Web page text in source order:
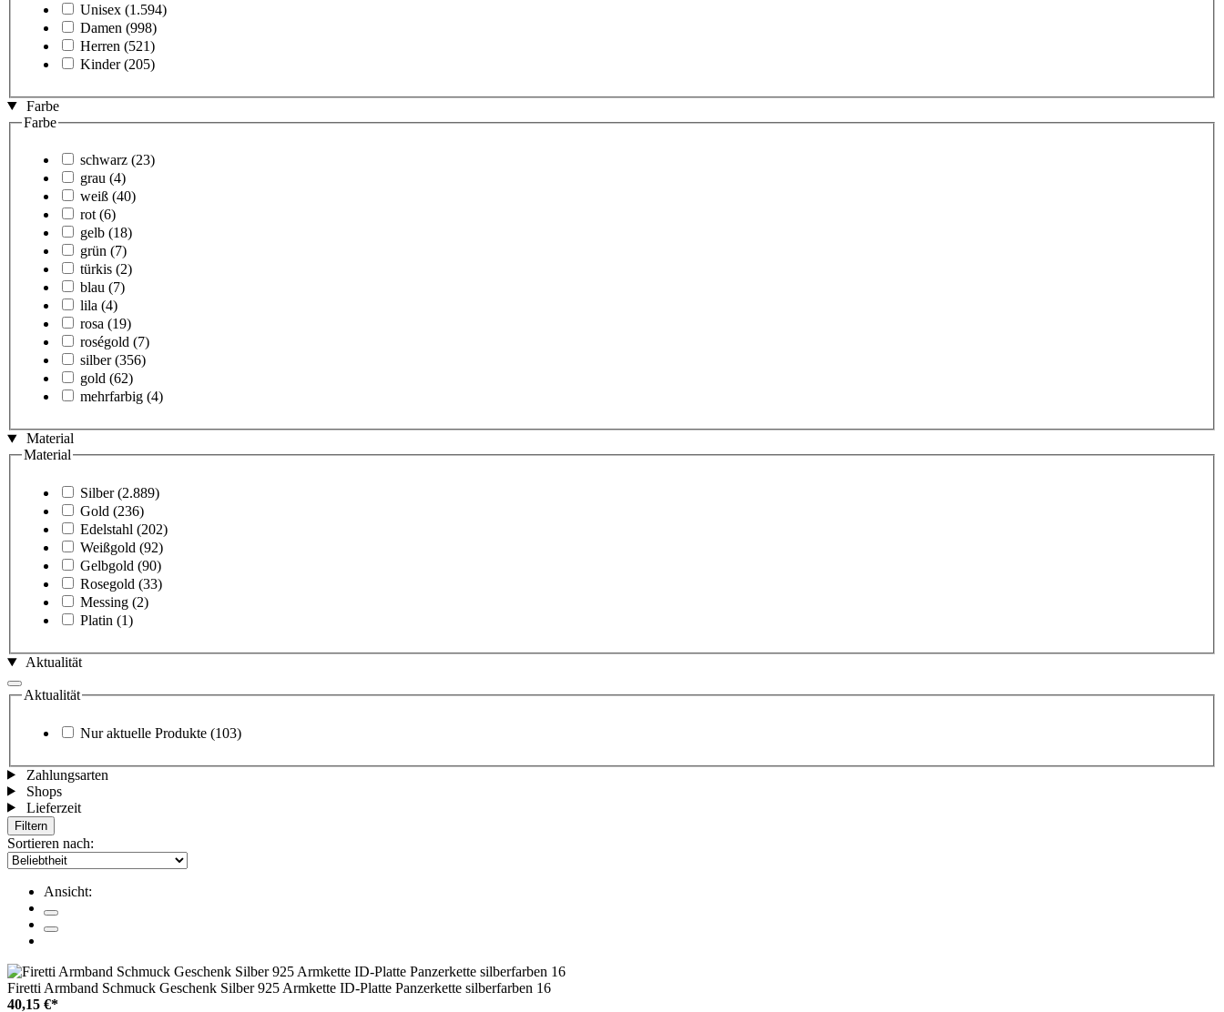
Unisex (1.594)
Damen (998)
Herren (521)
Kinder (205)
Farbe
Farbe
schwarz (23)
grau (4)
weiß (40)
rot (6)
gelb (18)
grün (7)
türkis (2)
blau (7)
lila (4)
rosa (19)
roségold (7)
silber (356)
gold (62)
mehrfarbig (4)
Material
Material
Silber (2.889)
Gold (236)
Edelstahl (202)
Weißgold (92)
Gelbgold (90)
Rosegold (33)
Messing (2)
Platin (1)
Aktualität
Aktualität
Nur aktuelle Produkte (103)
Zahlungsarten
Shops
Lieferzeit
Filtern
Sortieren nach:
Ansicht:
Firetti Armband Schmuck Geschenk Silber 925 Armkette ID-Platte Panzerkette silberfarben 16
40,15 €*